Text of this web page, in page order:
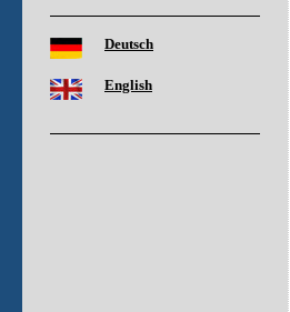
Deutsch
English